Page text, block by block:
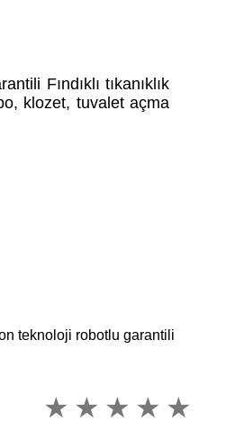
Fındıklı tıkanıklık
klozet, tuvalet açma
teknoloji robotlu garantili